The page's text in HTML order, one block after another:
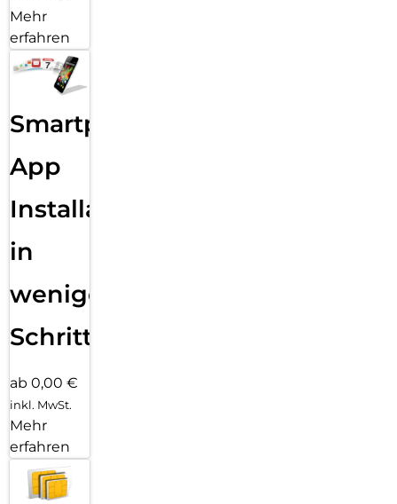
Mehr
erfahren
Smartphone
App
Installation
in
wenigen
Schritten
ab 0,00 €
inkl. MwSt.
Mehr
erfahren